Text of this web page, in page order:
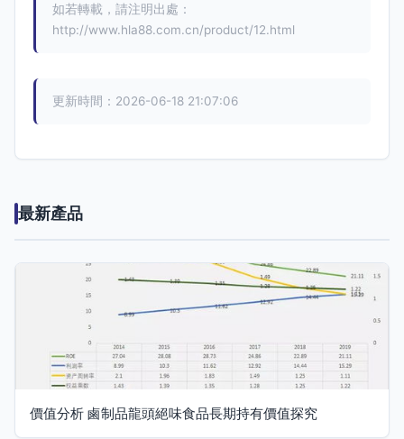
如若轉載，請注明出處：
http://www.hla88.com.cn/product/12.html
更新時間：2026-06-18 21:07:06
最新產品
價值分析 鹵制品龍頭絕味食品長期持有價值探究